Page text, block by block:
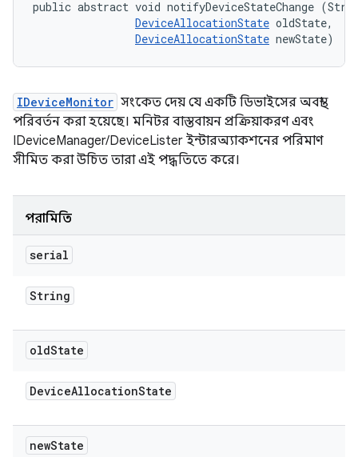
public abstract void notifyDeviceStateChange
DeviceAllocationState oldState,
DeviceAllocationState newState)
IDeviceMonitor সংকেত দেয় যে একটি ডিভাইসের অবস্থা
পরিবর্তন করা হয়েছে। মনিটর বাস্তবায়ন প্রক্রিয়াকরণ এবং
IDeviceManager/DeviceLister ইন্টারঅ্যাকশনের পরিমাণ
সীমিত করা উচিত তারা এই পদ্ধতিতে করে।
পরামিতি
serial
String
oldState
DeviceAllocationState
newState